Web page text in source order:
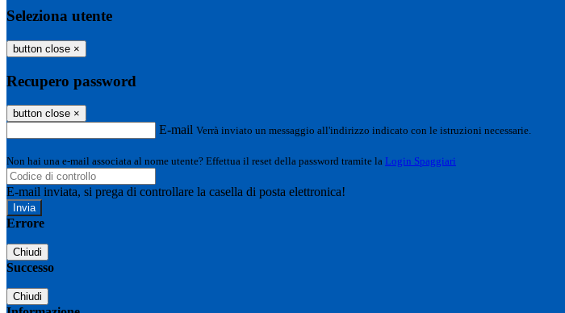
Seleziona utente
button close ×
Recupero password
button close ×
E-mail Verrà inviato un messaggio all'indirizzo indicato con le istruzioni necessarie.
Non hai una e-mail associata al nome utente? Effettua il reset della password tramite la Login Spaggiari
E-mail inviata, si prega di controllare la casella di posta elettronica!
Errore
Chiudi
Successo
Chiudi